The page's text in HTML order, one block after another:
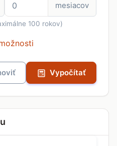
mesiacov
100 rokov)
Vypočítať